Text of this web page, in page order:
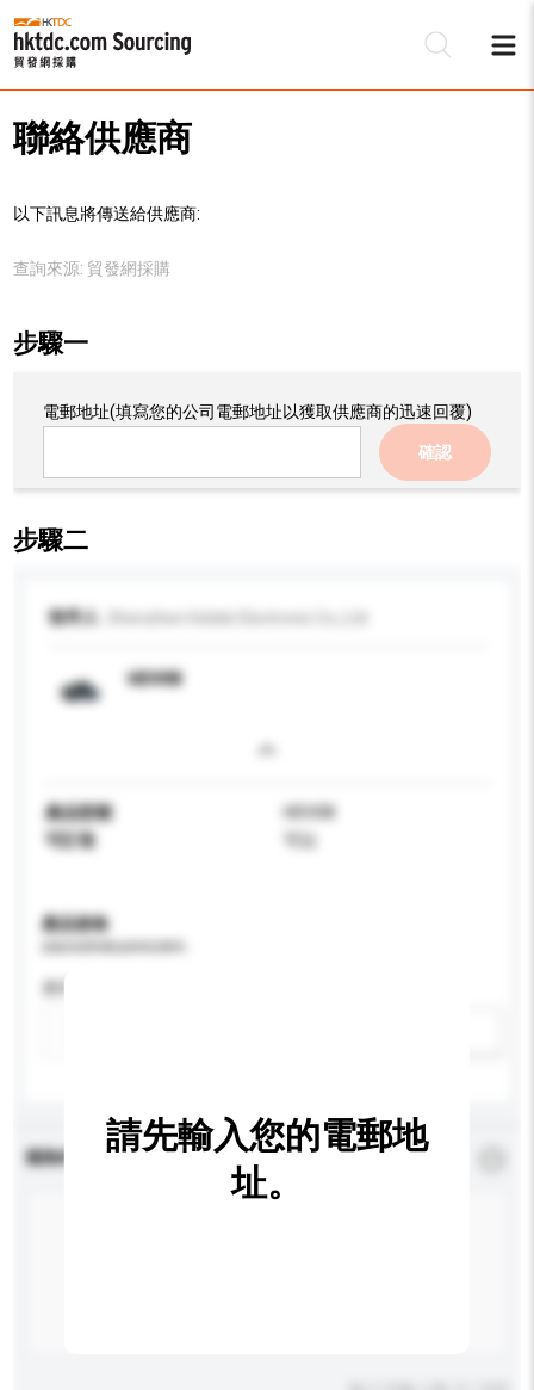
聯絡供應商
以下訊息將傳送給供應商:
查詢來源: 貿發網採購
步驟一
電郵地址(填寫您的公司電郵地址以獲取供應商的迅速回覆)
確認
步驟二
收件人
HDV08
產品型號
HDV08
可訂造
可以
產品規格
查詢內容 * 必須填寫
請先輸入您的電郵地
址。